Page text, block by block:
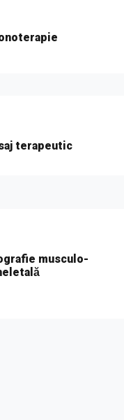
terapeutic
musculo-